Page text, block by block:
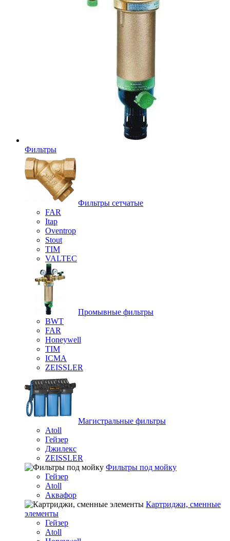
Фильтры
Фильтры сетчатые
FAR
Itap
Oventrop
Stout
TIM
VALTEC
Промывные фильтры
BWT
FAR
Honeywell
TIM
ICMA
ZEISSLER
Магистральные фильтры
Atoll
Гейзер
Джилекс
ZEISSLER
Фильтры под мойку
Гейзер
Atoll
Аквафор
Картриджи, сменные
элементы
Гейзер
Atoll